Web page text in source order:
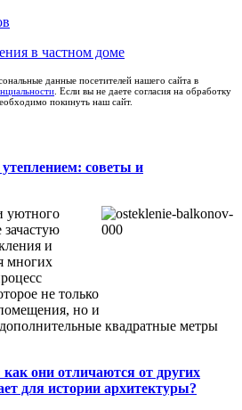
данные посетителей нашего сайта в
. Если вы не даете согласия на обработку
покинуть наш сайт.
советы и
уютного
зачастую
и
многих
не только
но и
квадратные метры
они отличаются от других
для истории архитектуры?